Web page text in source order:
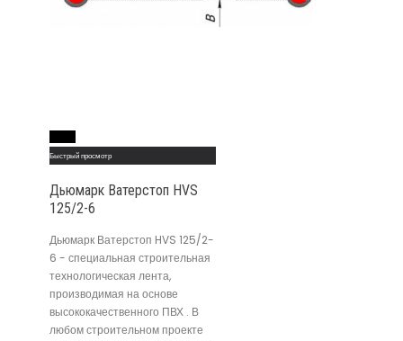
Быстрый просмотр
Дьюмарк Ватерстоп HVS
125/2-6
Дьюмарк Ватерстоп HVS 125/2-
6 - специальная строительная
технологическая лента,
производимая на основе
высококачественного ПВХ . В
любом строительном проекте